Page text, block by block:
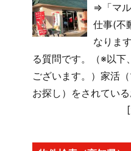
⇒「マ
仕事(不
なりま
る質問です。（※以下
ございます。）家活
お探し）をされてい